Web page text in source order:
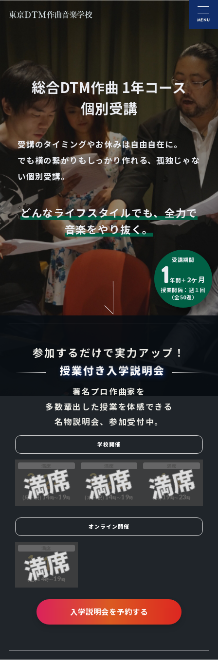
MENU
受講期間
1 年間＋ 2ヶ月
授業間隔：週１回
（全50週）
総合DTM作曲 1年コース
個別受講
受講のタイミングやお休みは自由自在に。
でも横の繋がりもしっかり作れる、孤独じゃな
い個別受講。
どんなライフスタイルでも、全力で
音楽をやり抜く。
参加するだけで実力アップ！
著名プロ作曲家を
多数輩出した授業を体感できる
名物説明会、参加受付中。
学校開催
2 24
(月・祝) 14時〜19時
3 20
(木・祝)14時〜19時
4 9
(水)19時〜23時
オンライン開催
1 11
(土)14時〜19時
入学説明会を予約する